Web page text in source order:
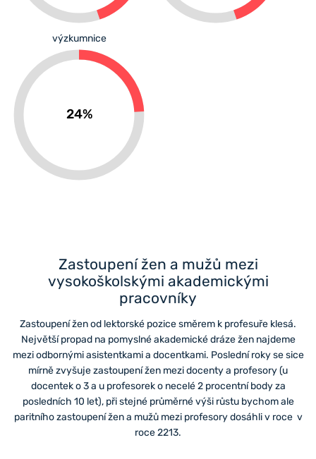
výzkumnice
24%
Zastoupení žen a mužů mezi
vysokoškolskými akademickými
pracovníky
Zastoupení žen od lektorské pozice směrem k profesuře klesá.
Největší propad na pomyslné akademické dráze žen najdeme
mezi odbornými asistentkami a docentkami. Poslední roky se sice
mírně zvyšuje zastoupení žen mezi docenty a profesory (u
docentek o 3 a u profesorek o necelé 2 procentní body za
posledních 10 let), při stejné průměrné výši růstu bychom ale
paritního zastoupení žen a mužů mezi profesory dosáhli v roce v
roce 2213.